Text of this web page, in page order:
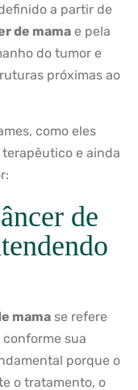
a partir de
de mama e pela
do tumor e
próximas ao
como eles
e ainda
de
mama se refere
sua
porque o
o tratamento, o